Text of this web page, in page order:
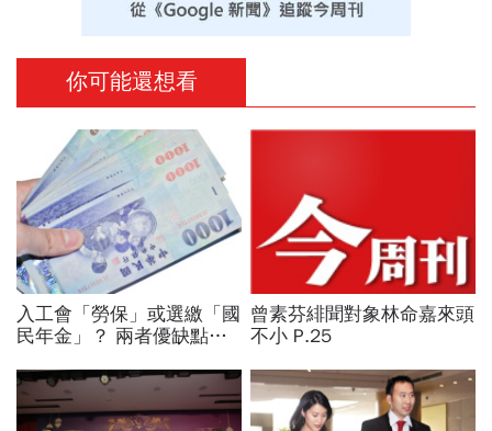
你可能還想看
入工會「勞保」或選繳「國
民年金」？ 兩者優缺點分
曾素芬緋聞對象林命嘉來頭
不小 P.25